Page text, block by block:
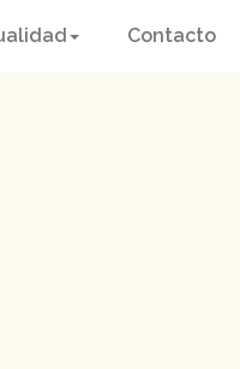
Contacto